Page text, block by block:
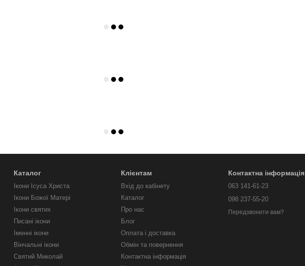
Каталог
Ікони Ісуса Христа
Ікони Божої Матері
Ікони святих
Писані ікони
Іменні ікони
Вінчальні ікони
Святий Миколай
Клієнтам
Вхід до кабінету
Каталог
Про нас
Блог
Оплата і доставка
Обмін та повернення
Контактна інформація
Контактна інформація
063 141-61-23
098 237-55-20
Передзвонити вам?